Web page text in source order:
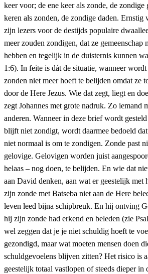
keer voor; de ene keer als zonde, de zondige
keren als zonden, de zondige daden. Ernstig
zijn lezers voor de destijds populaire
meer zouden zondigen, dat ze gemeenschap
hebben en tegelijk in de duisternis kunnen
1:6). In feite is dát de situatie, wanneer
zonden niet meer hoeft te belijden omdat ze
door de Here Jezus. Wie dat zegt, liegt en
zegt Johannes met grote nadruk. Zo iemand
anderen. Wanneer in deze brief wordt
blijft niet zondigt, wordt daarmee bedoeld
niet normaal is om te zondigen. Zonde past
gelovige. Gelovigen worden juist
helaas – nog doen, te belijden. En wie dat
aan David denken, aan wat er geestelijk met
zijn zonde met Batseba niet aan de Here
leven leed bijna schipbreuk. En hij ontving
hij zijn zonde had erkend en beleden (zie
wel zeggen dat je je niet schuldig hoeft te
gezondigd, maar wat moeten mensen doen
schuldgevoelens blijven zitten? Het risico is
geestelijk totaal vastlopen of steeds dieper in